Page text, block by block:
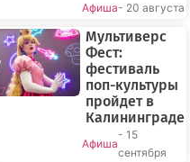
Афиша- 20 августа
Мультиверс
Фест:
фестиваль
поп-культуры
пройдет в
Калининграде
Афиша
- 15
сентября